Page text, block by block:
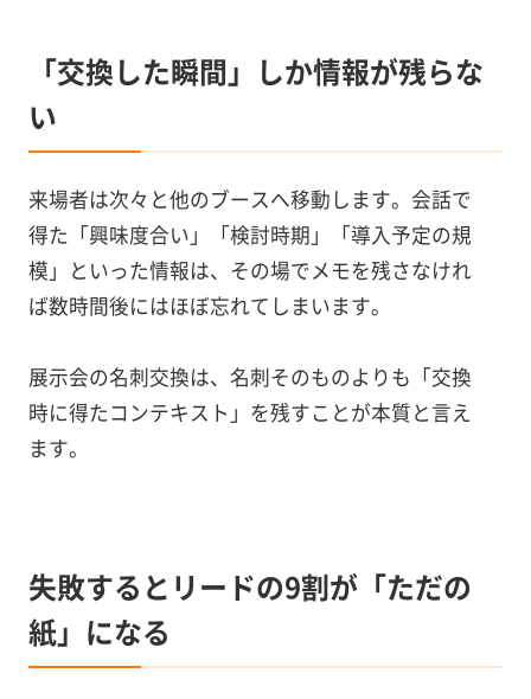
「交換した瞬間」しか情報が残らな
い
来場者は次々と他のブースへ移動します。会話で
得た「興味度合い」「検討時期」「導入予定の規
模」といった情報は、その場でメモを残さなけれ
ば数時間後にはほぼ忘れてしまいます。
展示会の名刺交換は、名刺そのものよりも「交換
時に得たコンテキスト」を残すことが本質と言え
ます。
失敗するとリードの9割が「ただの
紙」になる